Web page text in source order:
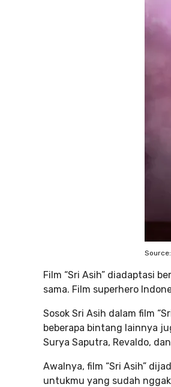
Film “Sri Asih” diadaptasi
sama. Film superhero
Sosok Sri Asih dalam film
beberapa bintang lainnya
Surya Saputra, Revaldo,
Awalnya, film “Sri Asih”
untukmu yang sudah